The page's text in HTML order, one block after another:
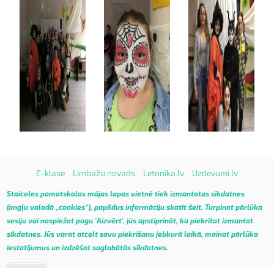
E-klase Limbažu novads Letonika.lv
Uzdevumi.lv
Vietnes karte
Staiceles pamatskolas mājas lapas vietnē tiek izmantotas sīkdatnes
(angļu valodā „cookies”), papildus informāciju skatītšeit. Turpinot pārlūka
sesiju vai nospiežot pogu 'Aizvērt', jūs apstiprināt, ka piekrītat izmantot
sīkdatnes. Jūs varat atcelt savu piekrišanu jebkurā laikā, mainot pārlūka
iestatījumus un izdzēšot saglabātās sīkdatnes.